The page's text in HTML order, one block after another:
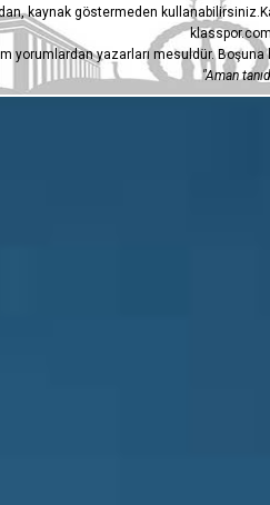
kaynak göstermeden
yorumlardan yazarları mesuldür.
"Aman